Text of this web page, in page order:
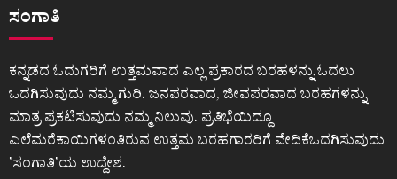
ಸಂಗಾತಿ
ಕನ್ನಡದ ಓದುಗರಿಗೆ ಉತ್ತಮವಾದ ಎಲ್ಲ ಪ್ರಕಾರದ ಬರಹಳನ್ನು ಓದಲು
ಒದಗಿಸುವುದು ನಮ್ಮ ಗುರಿ. ಜನಪರವಾದ, ಜೀವಪರವಾದ ಬರಹಗಳನ್ನು
ಮಾತ್ರ ಪ್ರಕಟಿಸುವುದು ನಮ್ಮ ನಿಲುವು. ಪ್ರತಿಭೆಯಿದ್ದೂ
ಎಲೆಮರೆಕಾಯಿಗಳಂತಿರುವ ಉತ್ತಮ ಬರಹಗಾರರಿಗೆ ವೇದಿಕೆಒದಗಿಸುವುದು
ʼಸಂಗಾತಿʼಯ ಉದ್ದೇಶ.